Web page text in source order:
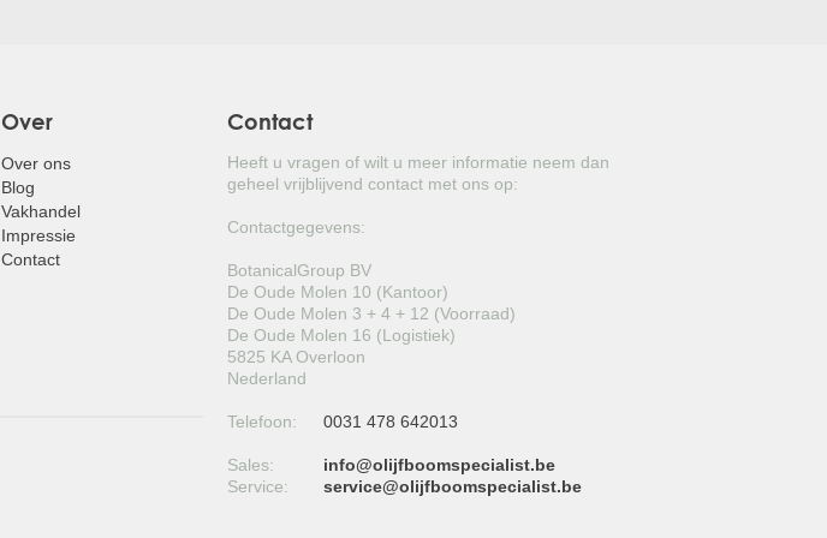
Over
Over ons
Blog
Vakhandel
Impressie
Contact
Contact
Heeft u vragen of wilt u meer informatie neem dan
geheel vrijblijvend contact met ons op:
Contactgegevens:
BotanicalGroup BV
De Oude Molen 10 (Kantoor)
De Oude Molen 3 + 4 + 12 (Voorraad)
De Oude Molen 16 (Logistiek)
5825 KA Overloon
Nederland
Telefoon: 0031 478 642013
Sales:
info@olijfboomspecialist.be
Service:
service@olijfboomspecialist.be